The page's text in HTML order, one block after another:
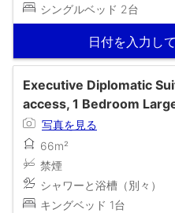
シングルベッド 2台
日付を入力し
Executive Diplomatic
access, 1 Bedroom
写真を見る
66m²
禁煙
シャワーと浴槽（別々）
キングベッド 1台